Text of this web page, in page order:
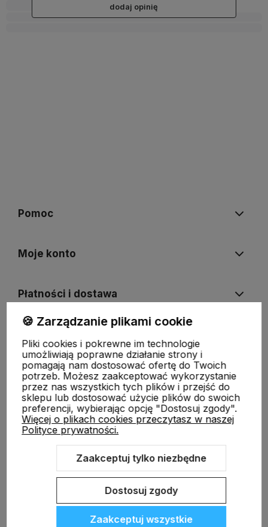
dodaj opinię
Pomoc
Moje konto
Płatności i dostawa
O nas
Sklep internetowy Shoper.pl Szablon Shoper Modern 3.0™
🍪 Zarządzanie plikami cookie
Pliki cookies i pokrewne im technologie
umożliwiają poprawne działanie strony i
pomagają nam dostosować ofertę do Twoich
potrzeb. Możesz zaakceptować wykorzystanie
przez nas wszystkich tych plików i przejść do
sklepu lub dostosować użycie plików do swoich
preferencji, wybierając opcję "Dostosuj zgody".
Więcej o plikach cookies przeczytasz w naszej
Polityce prywatności.
Zaakceptuj tylko niezbędne
Dostosuj zgody
Zaakceptuj wszystkie